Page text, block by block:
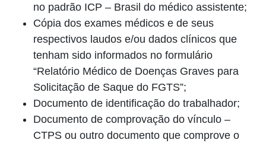
no padrão ICP – Brasil do médico assistente;
Cópia dos exames médicos e de seus
respectivos laudos e/ou dados clínicos que
tenham sido informados no formulário
“Relatório Médico de Doenças Graves para
Solicitação de Saque do FGTS”;
Documento de identificação do trabalhador;
Documento de comprovação do vínculo –
CTPS ou outro documento que comprove o